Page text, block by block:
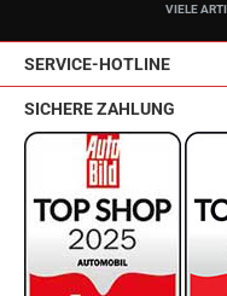
VIELE
SERVICE-HOTLINE
SICHERE ZAHLUNG